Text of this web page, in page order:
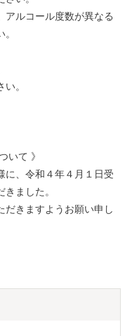
ルコール度数が異なる
。
いて 》
に、令和４年４月１日受
ました。
だきますようお願い申し